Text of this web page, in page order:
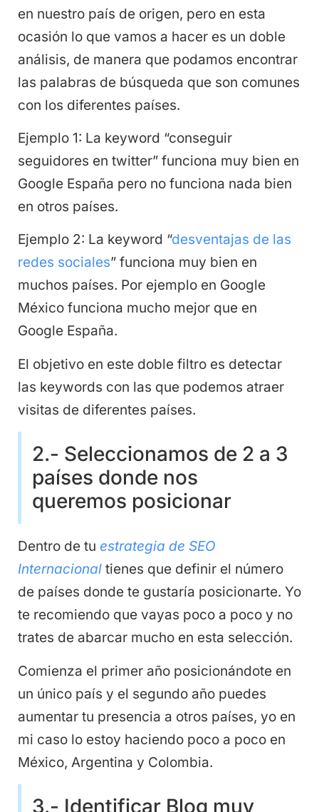
en nuestro país de origen, pero en esta
ocasión lo que vamos a hacer es un doble
análisis, de manera que podamos encontrar
las palabras de búsqueda que son comunes
con los diferentes países.
Ejemplo 1: La keyword “conseguir
seguidores en twitter” funciona muy bien en
Google España pero no funciona nada bien
en otros países.
Ejemplo 2: La keyword “desventajas de las
redes sociales” funciona muy bien en
muchos países. Por ejemplo en Google
México funciona mucho mejor que en
Google España.
El objetivo en este doble filtro es detectar
las keywords con las que podemos atraer
visitas de diferentes países.
2.- Seleccionamos de 2 a 3
países donde nos
queremos posicionar
Dentro de tu estrategia de SEO
Internacional tienes que definir el número
de países donde te gustaría posicionarte. Yo
te recomiendo que vayas poco a poco y no
trates de abarcar mucho en esta selección.
Comienza el primer año posicionándote en
un único país y el segundo año puedes
aumentar tu presencia a otros países, yo en
mi caso lo estoy haciendo poco a poco en
México, Argentina y Colombia.
3.- Identificar Blog muy